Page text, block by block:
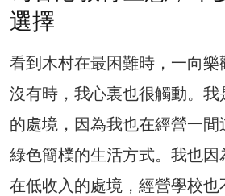
選擇
看到木村在最困難時，一向
沒有時，我心裏也很觸動。
的處境，因為我也在經營一
綠色簡樸的生活方式。我也
在低收入的處境，經營學校